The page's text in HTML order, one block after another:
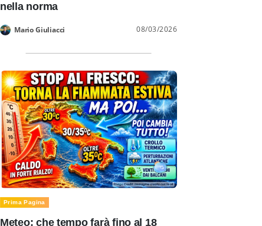
nella norma
Mario Giuliacci 08/03/2026
Prima Pagina
Meteo: che tempo farà fino al 18